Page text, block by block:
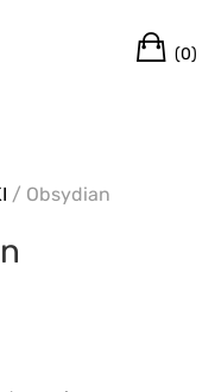
(0)
/ Obsydian